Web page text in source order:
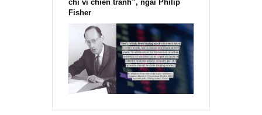
Chu kỳ trong thái độ của đám